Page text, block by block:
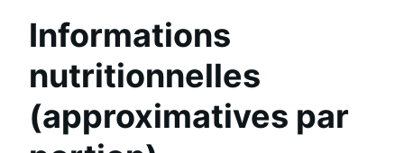
Informations
nutritionnelles
(approximatives par